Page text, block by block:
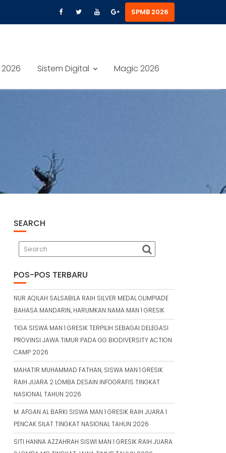
SPMB 2026
2026 Sistem Digital Magic 2026
SEARCH
POS-POS TERBARU
NUR AQILAH SALSABILA RAIH SILVER MEDAL OLIMPIADE
BAHASA MANDARIN, HARUMKAN NAMA MAN 1 GRESIK
TIGA SISWA MAN 1 GRESIK TERPILIH SEBAGAI DELEGASI
PROVINSI JAWA TIMUR PADA GG BIODIVERSITY ACTION
CAMP 2026
MAHATIR MUHAMMAD FATHAN, SISWA MAN 1 GRESIK
RAIH JUARA 2 LOMBA DESAIN INFOGRAFIS TINGKAT
NASIONAL TAHUN 2026
M. AFGAN AL BARKI SISWA MAN 1 GRESIK RAIH JUARA 1
PENCAK SILAT TINGKAT NASIONAL TAHUN 2026
SITI HANNA AZZAHRAH SISWI MAN 1 GRESIK RAIH JUARA